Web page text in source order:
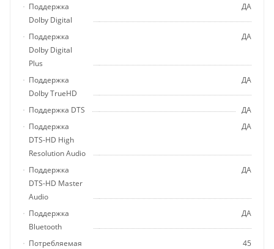
Поддержка
Dolby Digital
ДА
Поддержка
Dolby Digital
Plus
ДА
Поддержка
Dolby TrueHD
ДА
Поддержка DTS
ДА
Поддержка
DTS-HD High
Resolution Audio
ДА
Поддержка
DTS-HD Master
Audio
ДА
Поддержка
Bluetooth
ДА
Потребляемая
45